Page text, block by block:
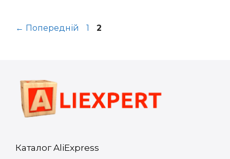
← Попередній Сторінка
1 Сторінка
2
Каталог AliExpress